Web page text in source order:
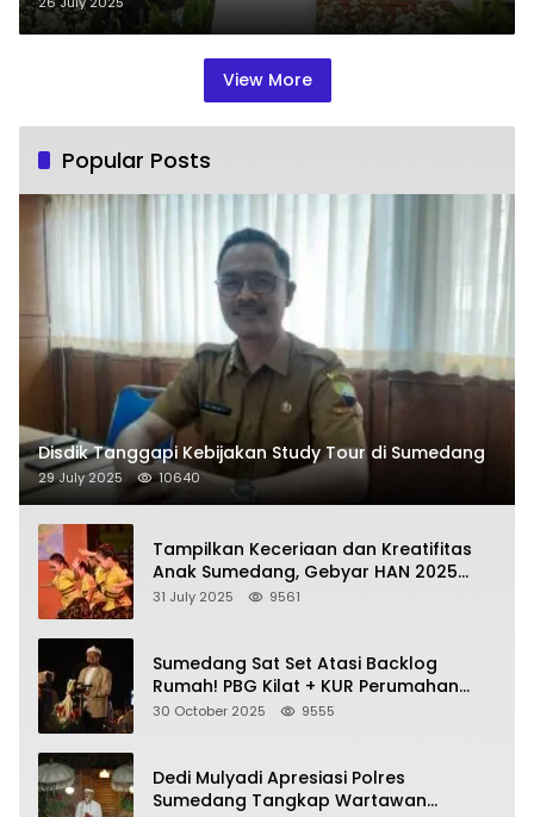
View More
Popular Posts
Disdik Tanggapi Kebijakan Study Tour di Sumedang
29 July 2025 10640
Tampilkan Keceriaan dan Kreatifitas
Anak Sumedang, Gebyar HAN 2025
Dihadiri Bupati dan Wabup
31 July 2025 9561
Sumedang Sat Set Atasi Backlog
Rumah! PBG Kilat + KUR Perumahan
Jadi Kunci!
30 October 2025 9555
Dedi Mulyadi Apresiasi Polres
Sumedang Tangkap Wartawan